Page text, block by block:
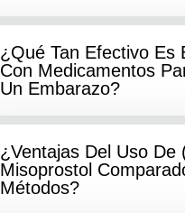
¿Qué Tan Efectivo Es
Con Medicamentos
Un Embarazo?
¿Ventajas Del Uso De
Misoprostol
Métodos?